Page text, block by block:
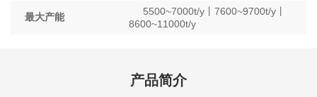
最大产能
5500~7000t/y丨7600~9700t/y丨
8600~11000t/y
产品简介